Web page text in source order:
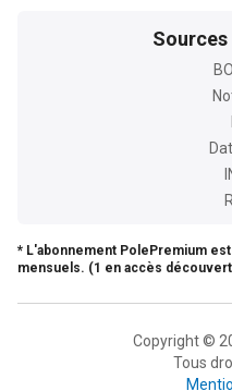
Sources
* L'abonnement PolePremium
mensuels. (1 en accès
Copyright ©
Tous